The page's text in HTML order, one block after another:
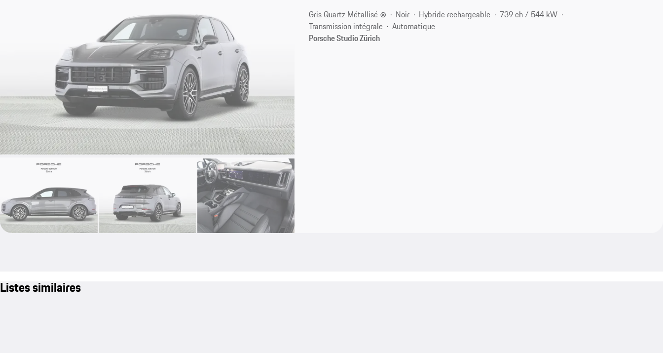
Gris Quartz Métallisé ⊗ Noir Hybride rechargeable
739 ch / 544 kW
Transmission intégrale
Automatique
Porsche Studio Zürich
Listes similaires